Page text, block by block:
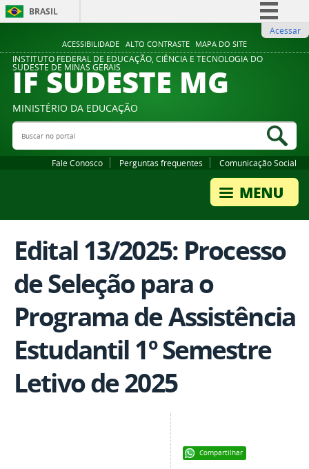
ACESSIBILIDADE ALTO CONTRASTE MAPA DO SITE
BRASIL
Comunica BR
Participe
Legislação
Acessar
INSTITUTO FEDERAL DE EDUCAÇÃO, CIÊNCIA E TECNOLOGIA DO
SUDESTE DE MINAS GERAIS
IF SUDESTE MG
MINISTÉRIO DA EDUCAÇÃO
Buscar no portal
Fale Conosco Perguntas frequentes Comunicação Social
Edital 13/2025: Processo
de Seleção para o
Programa de Assistência
Estudantil 1º Semestre
Letivo de 2025
Compartilhar